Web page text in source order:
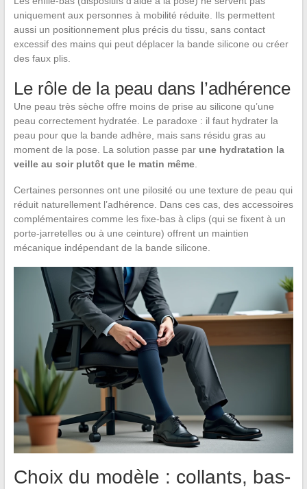
uniquement aux personnes à mobilité réduite. Ils permettent
aussi un positionnement plus précis du tissu, sans contact
excessif des mains qui peut déplacer la bande silicone ou créer
des faux plis.
Le rôle de la peau dans l’adhérence
Une peau très sèche offre moins de prise au silicone qu’une
peau correctement hydratée. Le paradoxe : il faut hydrater la
peau pour que la bande adhère, mais sans résidu gras au
moment de la pose. La solution passe par une hydratation la
veille au soir plutôt que le matin même.
Certaines personnes ont une pilosité ou une texture de peau qui
réduit naturellement l’adhérence. Dans ces cas, des accessoires
complémentaires comme les fixe-bas à clips (qui se fixent à un
porte-jarretelles ou à une ceinture) offrent un maintien
mécanique indépendant de la bande silicone.
Choix du modèle : collants, bas-